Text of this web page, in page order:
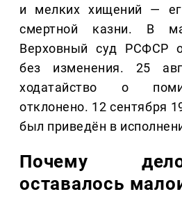
и мелких хищений —
смертной казни. В
Верховный суд РСФСР
без изменения. 25
ходатайство о
отклонено. 12 сентября
был приведён в
Почему
оставалось